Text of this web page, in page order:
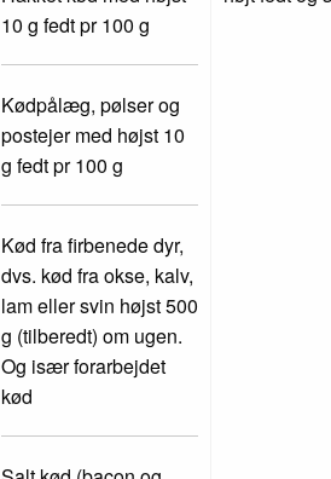
10 g fedt pr 100 g
Kødpålæg, pølser og
postejer med højst 10
g fedt pr 100 g
Kød fra firbenede dyr,
dvs. kød fra okse, kalv,
lam eller svin højst 500
g (tilberedt) om ugen.
Og især forarbejdet
kød